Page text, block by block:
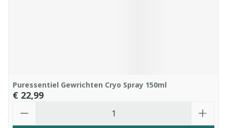
Puressentiel Gewrichten Cryo Spray 150ml
€ 22,99